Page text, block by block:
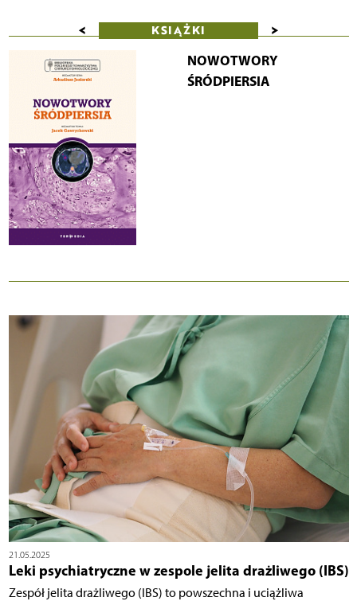
< KSIĄŻKI >
NOWOTWORY
ŚRÓDPIERSIA
21.05.2025
Leki psychiatryczne w zespole jelita drażliwego (IBS)
Zespół jelita drażliwego (IBS) to powszechna i uciążliwa